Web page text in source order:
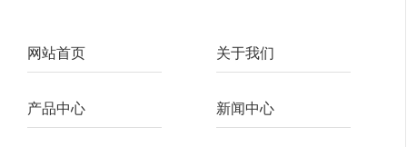
网站首页 关于我们
产品中心 新闻中心